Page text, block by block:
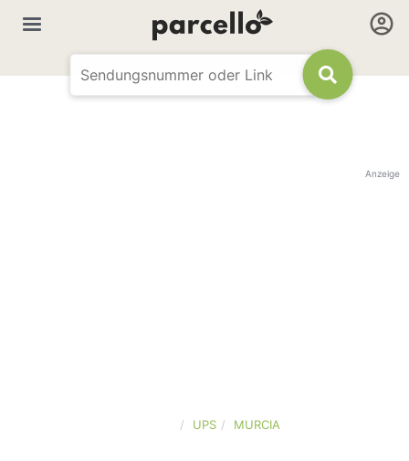
Anzeige
UPS MURCIA